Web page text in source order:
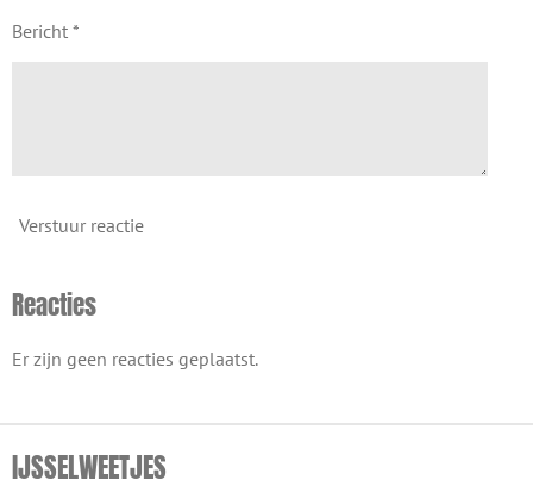
Bericht *
Verstuur reactie
Reacties
Er zijn geen reacties geplaatst.
IJSSELWEETJES